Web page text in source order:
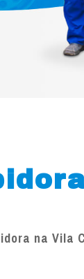
na Vila